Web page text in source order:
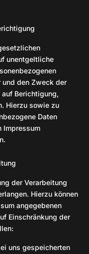
unentgeltliche
und den Zweck der
Berichtigung,
Hierzu sowie zu
Daten
Impressum
der Verarbeitung
Hierzu können
angegebenen
Einschränkung der
uns gespeicherten